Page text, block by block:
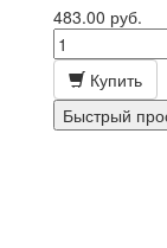
483.00 руб.
Купить
Быстрый